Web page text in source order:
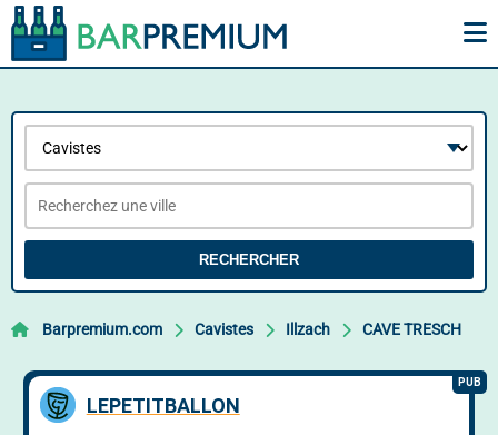
RECHERCHER
Barpremium.com Cavistes Illzach CAVE TRESCH